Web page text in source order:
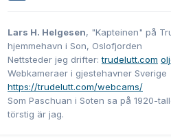
Lars H. Helgesen, "Kapteinen" på
hjemmehavn i Son, Oslofjorden
Nettsteder jeg drifter:trudelutt.com
Webkameraer i gjestehavner Sverige
https://trudelutt.com/webcams/
Som Paschuan i Soten sa på 1920-
törstig är jag.